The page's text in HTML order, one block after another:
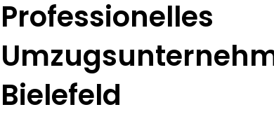
Professionelles
Bielefeld